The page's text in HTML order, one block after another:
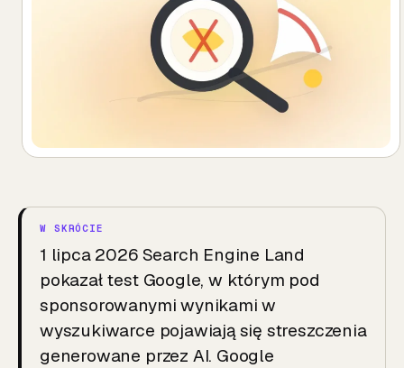
1 lipca 2026 Search Engine Land
pokazał test Google, w którym pod
sponsorowanymi wynikami w
wyszukiwarce pojawiają się streszczenia
generowane przez AI. Google